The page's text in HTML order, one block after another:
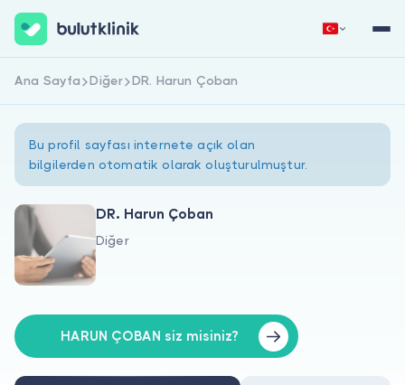
Hakkımızda
Doktorlar için
Hemen Kaydol
Ana Sayfa Diğer DR. Harun Çoban
Bu profil sayfası internete açık olan
bilgilerden otomatik olarak oluşturulmuştur.
DR. Harun Çoban
Diğer
HARUN ÇOBAN siz misiniz?